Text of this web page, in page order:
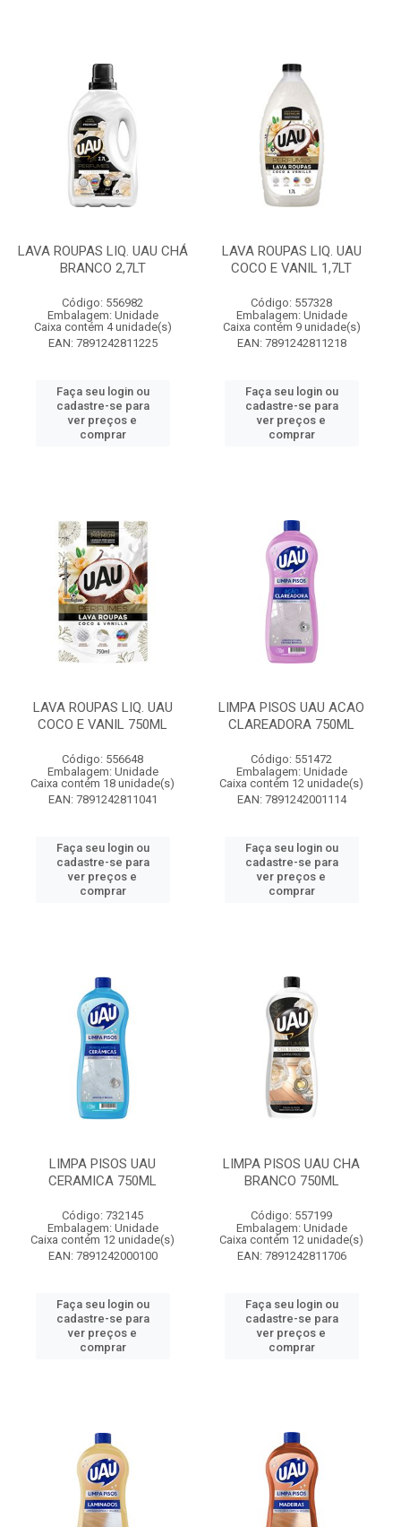
LAVA ROUPAS LIQ. UAU CHÁ
BRANCO 2,7LT
Código: 556982
Embalagem: Unidade
Caixa contém 4 unidade(s)
EAN: 7891242811225
Faça seu login ou
cadastre-se para
ver preços e
comprar
LAVA ROUPAS LIQ. UAU
COCO E VANIL 1,7LT
Código: 557328
Embalagem: Unidade
Caixa contém 9 unidade(s)
EAN: 7891242811218
Faça seu login ou
cadastre-se para
ver preços e
comprar
LAVA ROUPAS LIQ. UAU
COCO E VANIL 750ML
Código: 556648
Embalagem: Unidade
Caixa contém 18 unidade(s)
EAN: 7891242811041
Faça seu login ou
cadastre-se para
ver preços e
comprar
LIMPA PISOS UAU ACAO
CLAREADORA 750ML
Código: 551472
Embalagem: Unidade
Caixa contém 12 unidade(s)
EAN: 7891242001114
Faça seu login ou
cadastre-se para
ver preços e
comprar
LIMPA PISOS UAU
CERAMICA 750ML
Código: 732145
Embalagem: Unidade
Caixa contém 12 unidade(s)
EAN: 7891242000100
Faça seu login ou
cadastre-se para
ver preços e
comprar
LIMPA PISOS UAU CHA
BRANCO 750ML
Código: 557199
Embalagem: Unidade
Caixa contém 12 unidade(s)
EAN: 7891242811706
Faça seu login ou
cadastre-se para
ver preços e
comprar